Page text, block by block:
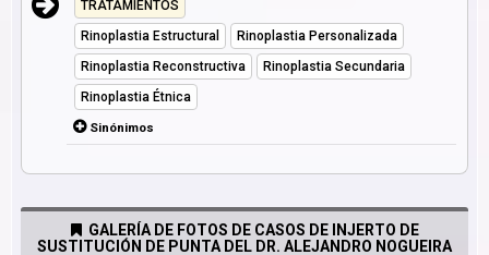
TRATAMIENTOS
Rinoplastia Estructural
Rinoplastia Personalizada
Rinoplastia Reconstructiva
Rinoplastia Secundaria
Rinoplastia Étnica
Sinónimos
GALERÍA DE FOTOS DE CASOS DE INJERTO DE
SUSTITUCIÓN DE PUNTA DEL DR. ALEJANDRO NOGUEIRA